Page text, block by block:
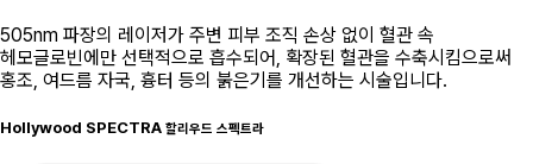
505nm 파장의 레이저가 주변 피부 조직 손상 없이 혈관 속
헤모글로빈에만 선택적으로 흡수되어, 확장된 혈관을 수축시킴으로써
홍조, 여드름 자국, 흉터 등의 붉은기를 개선하는 시술입니다.
Hollywood SPECTRA 할리우드 스펙트라